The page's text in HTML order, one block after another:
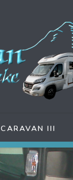
CARAVAN III